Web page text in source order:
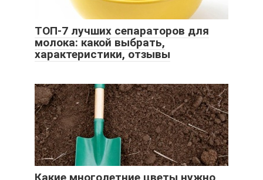
ТОП-7 лучших сепараторов для
молока: какой выбрать,
характеристики, отзывы
Какие многолетние цветы нужно